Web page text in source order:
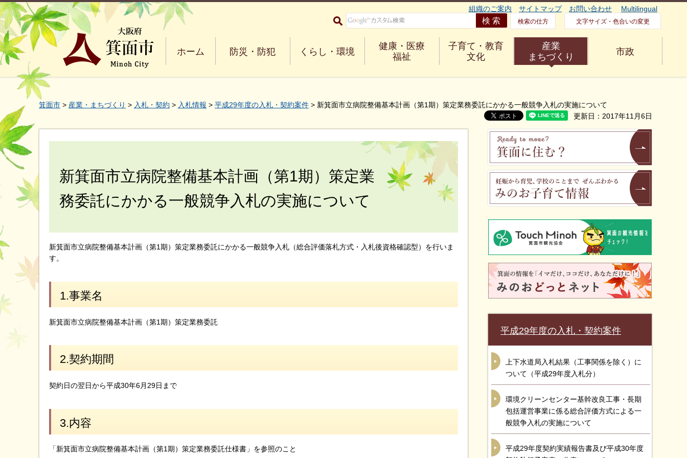
大阪府箕面市 Minoh City
組織のご案内 サイトマップ お問い合わせ Multilingual
検索の仕方 文字サイズ・色合いの変更
ホーム 防災・防犯 くらし・環境
健康・医療
福祉
子育て・教育
文化
産業
まちづくり
市政
箕面市 > 産業・まちづくり > 入札・契約 > 入札情報 > 平成29年度の入札・契約案件 > 新箕面市立病院整備基本計画（第1期）策定業務委託にかかる一般競争入札の実施について
更新日：2017年11月6日
新箕面市立病院整備基本計画（第1期）策定業
務委託にかかる一般競争入札の実施について
新箕面市立病院整備基本計画（第1期）策定業務委託にかかる一般競争入札（総合評価落札方式・入札後資格確認型）を行いま
す。
1.事業名
新箕面市立病院整備基本計画（第1期）策定業務委託
2.契約期間
契約日の翌日から平成30年6月29日まで
3.内容
「新箕面市立病院整備基本計画（第1期）策定業務委託仕様書」を参照のこと
平成29年度の入札・契約案件
上下水道局入札結果（工事関係を除く）に
ついて（平成29年度入札分）
環境クリーンセンター基幹改良工事・長期
包括運営事業に係る総合評価方式による一
般競争入札の実施について
平成29年度契約実績報告書及び平成30年度